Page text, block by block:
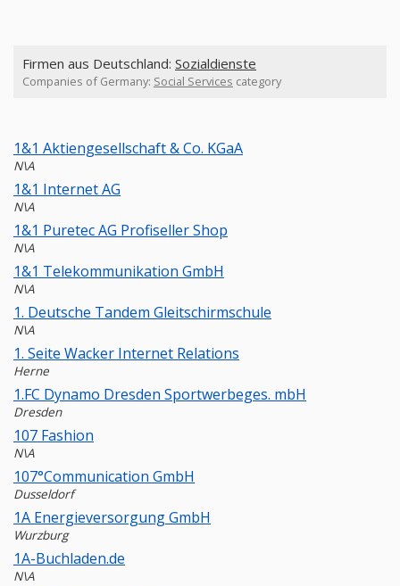
Firmen aus Deutschland: Sozialdienste
Companies of Germany: Social Services category
1&1 Aktiengesellschaft & Co. KGaA
N\A
1&1 Internet AG
N\A
1&1 Puretec AG Profiseller Shop
N\A
1&1 Telekommunikation GmbH
N\A
1. Deutsche Tandem Gleitschirmschule
N\A
1. Seite Wacker Internet Relations
Herne
1.FC Dynamo Dresden Sportwerbeges. mbH
Dresden
107 Fashion
N\A
107°Communication GmbH
Dusseldorf
1A Energieversorgung GmbH
Wurzburg
1A-Buchladen.de
N\A